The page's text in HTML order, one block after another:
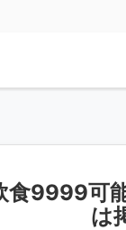
食9999可
は